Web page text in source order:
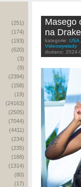
(251)
(174)
(193)
(620)
(3)
(9)
(2394)
(158)
(19)
(24163)
(2505)
(7044)
(4411)
(234)
(235)
(168)
(1314)
(80)
(17)
Masego
na
kategorie: USA
Videowywiady
dodano: 2024-